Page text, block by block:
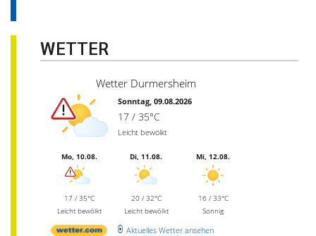
WETTER
Wetter Durmersheim
Sonntag, 09.08.2026
17 / 35°C
Leicht bewölkt
Mo, 10.08.
17 / 35°C
Leicht bewölkt
Di, 11.08.
20 / 32°C
Leicht bewölkt
Mi, 12.08.
16 / 33°C
Sonnig
Aktuelles Wetter ansehen